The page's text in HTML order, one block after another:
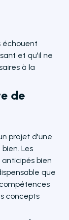
échouent
et qu'il ne
à la
de
projet d'une
Les
bien
que
concepts